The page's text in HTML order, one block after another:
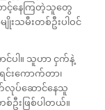
င့်နေကြတဲ့သူတွေ
ျိုးသမီးတစ်ဦးပါဝင်
င်ပါ။ သူဟာ ငှက်နဲ့
းကောက်တာ၊
ပ်ဆောင်နေသူ
ဦးဖြစ်ပါတယ်။